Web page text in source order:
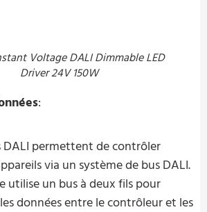
Voltage DALI Dimmable LED
Driver 24V 150W
:
DALI permettent de contrôler
via un système de bus DALI.
utilise un bus à deux fils pour
données entre le contrôleur et les